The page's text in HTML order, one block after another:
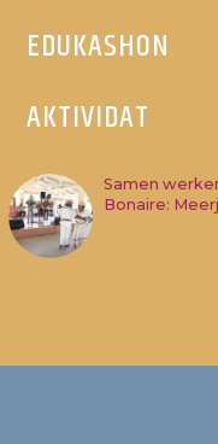
EDUKASHON
AKTIVIDAT
Samen
Bonaire: